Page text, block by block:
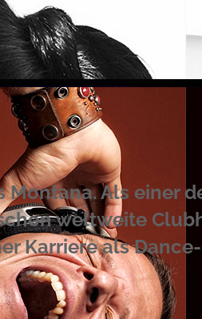
Als einer
weltweite
Karriere als